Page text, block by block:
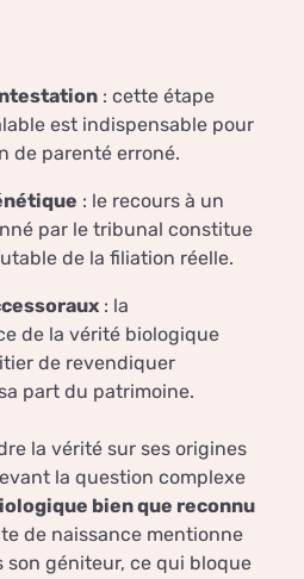
: cette étape
est indispensable pour
de parenté erroné.
: le recours à un
par le tribunal constitue
de la filiation réelle.
: la
de la vérité biologique
de revendiquer
part du patrimoine.
la vérité sur ses origines
la question complexe
bien que reconnu
de naissance mentionne
son géniteur, ce qui bloque